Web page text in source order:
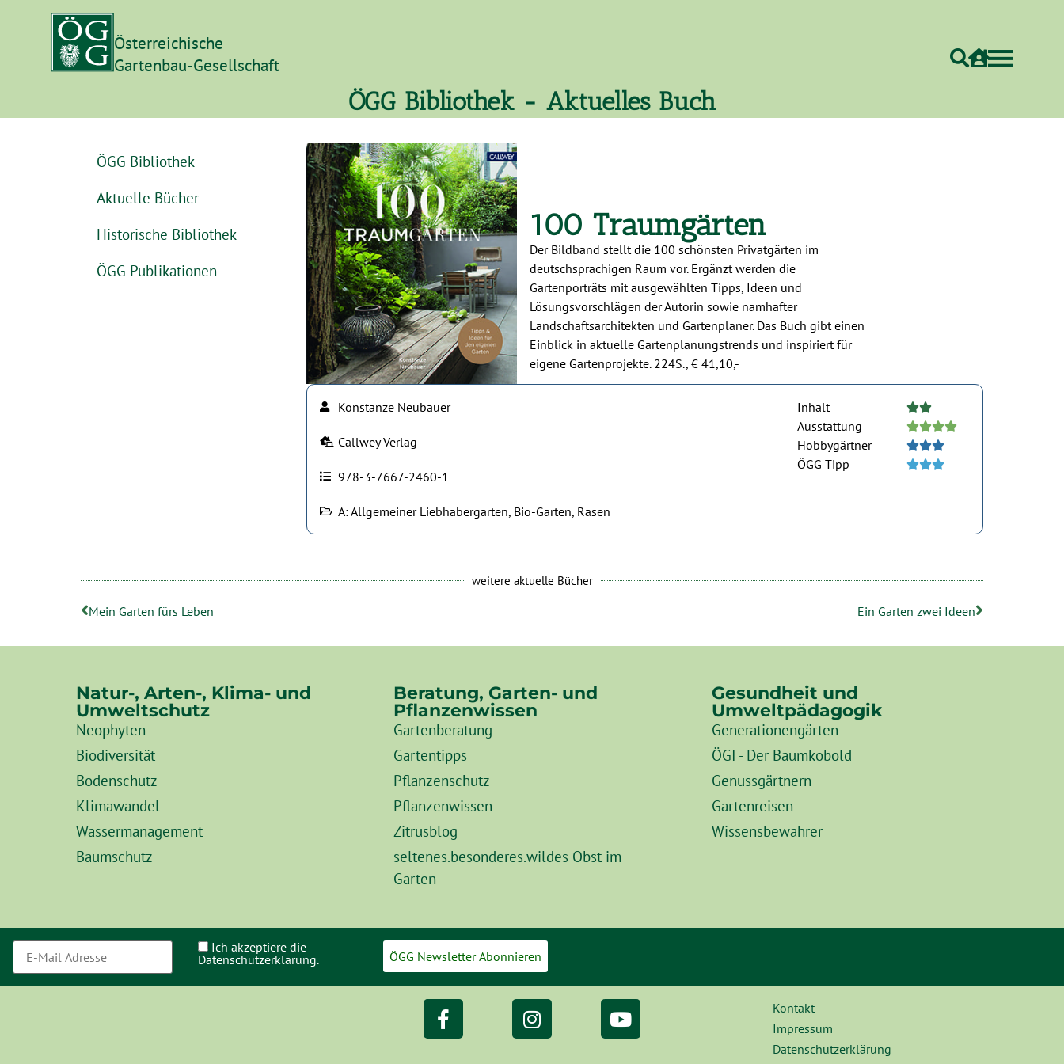
Österreichische
Gartenbau-Gesellschaft
ÖGG Bibliothek - Aktuelles Buch
ÖGG Bibliothek
Aktuelle Bücher
Historische Bibliothek
ÖGG Publikationen
100 Traumgärten
Der Bildband stellt die 100 schönsten Privatgärten im
deutschsprachigen Raum vor. Ergänzt werden die
Gartenporträts mit ausgewählten Tipps, Ideen und
Lösungsvorschlägen der Autorin sowie namhafter
Landschaftsarchitekten und Gartenplaner. Das Buch gibt einen
Einblick in aktuelle Gartenplanungstrends und inspiriert für
eigene Gartenprojekte. 224S., € 41,10,-
Konstanze Neubauer
Callwey Verlag
978-3-7667-2460-1
A: Allgemeiner Liebhabergarten, Bio-Garten, Rasen
Inhalt 
Ausstattung 
Hobbygärtner 
ÖGG Tipp 
weitere aktuelle Bücher
Mein Garten fürs Leben Ein Garten zwei Ideen
Natur-, Arten-, Klima- und
Umweltschutz
Neophyten
Biodiversität
Bodenschutz
Klimawandel
Wassermanagement
Baumschutz
Beratung, Garten- und
Pflanzenwissen
Gartenberatung
Gartentipps
Pflanzenschutz
Pflanzenwissen
Zitrusblog
seltenes.besonderes.wildes Obst im
Garten
Gesundheit und
Umweltpädagogik
Generationengärten
ÖGI - Der Baumkobold
Genussgärtnern
Gartenreisen
Wissensbewahrer
Ich akzeptiere die
Datenschutzerklärung.
Kontakt
Impressum
Datenschutzerklärung